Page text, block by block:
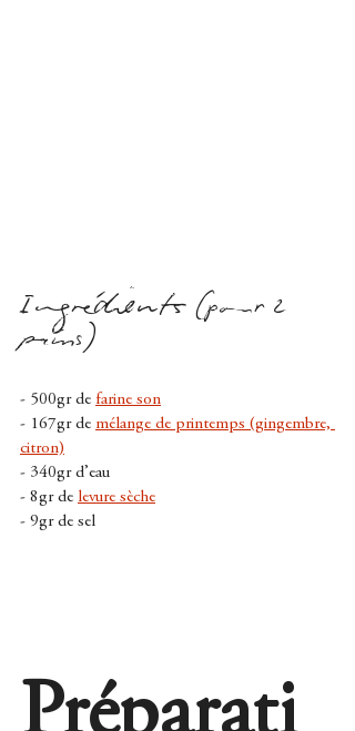
Ingrédients (pour 2
pains)
- 500gr de farine son
- 167gr de mélange de printemps (gingembre,
citron)
- 340gr d’eau
- 8gr de levure sèche
- 9gr de sel